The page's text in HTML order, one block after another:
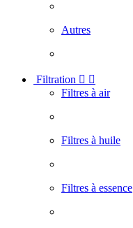
Autres
Filtration  
Filtres à air
Filtres à huile
Filtres à essence